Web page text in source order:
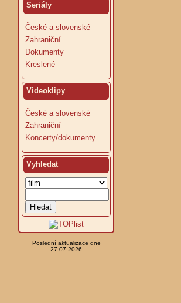
Seriály
České a slovenské
Zahraniční
Dokumenty
Kreslené
Videoklipy
České a slovenské
Zahraniční
Koncerty/dokumenty
Vyhledat
Poslední aktualizace dne
27.07.2026